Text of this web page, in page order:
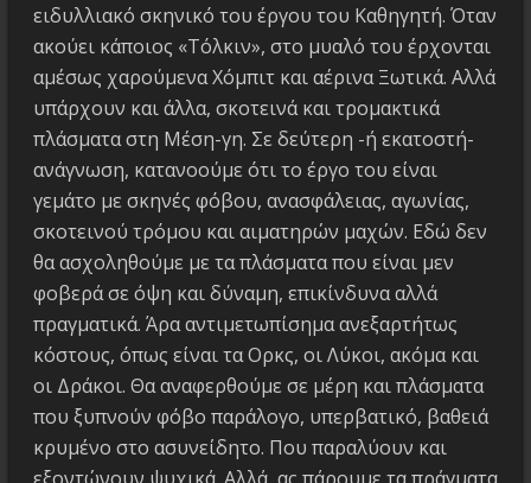
ειδυλλιακό σκηνικό του έργου του Καθηγητή. Όταν
ακούει κάποιος «Τόλκιν», στο μυαλό του έρχονται
αμέσως χαρούμενα Χόμπιτ και αέρινα Ξωτικά. Αλλά
υπάρχουν και άλλα, σκοτεινά και τρομακτικά
πλάσματα στη Μέση-γη. Σε δεύτερη -ή εκατοστή-
ανάγνωση, κατανοούμε ότι το έργο του είναι
γεμάτο με σκηνές φόβου, ανασφάλειας, αγωνίας,
σκοτεινού τρόμου και αιματηρών μαχών. Εδώ δεν
θα ασχοληθούμε με τα πλάσματα που είναι μεν
φοβερά σε όψη και δύναμη, επικίνδυνα αλλά
πραγματικά. Άρα αντιμετωπίσημα ανεξαρτήτως
κόστους, όπως είναι τα Ορκς, οι Λύκοι, ακόμα και
οι Δράκοι. Θα αναφερθούμε σε μέρη και πλάσματα
που ξυπνούν φόβο παράλογο, υπερβατικό, βαθειά
κρυμένο στο ασυνείδητο. Που παραλύουν και